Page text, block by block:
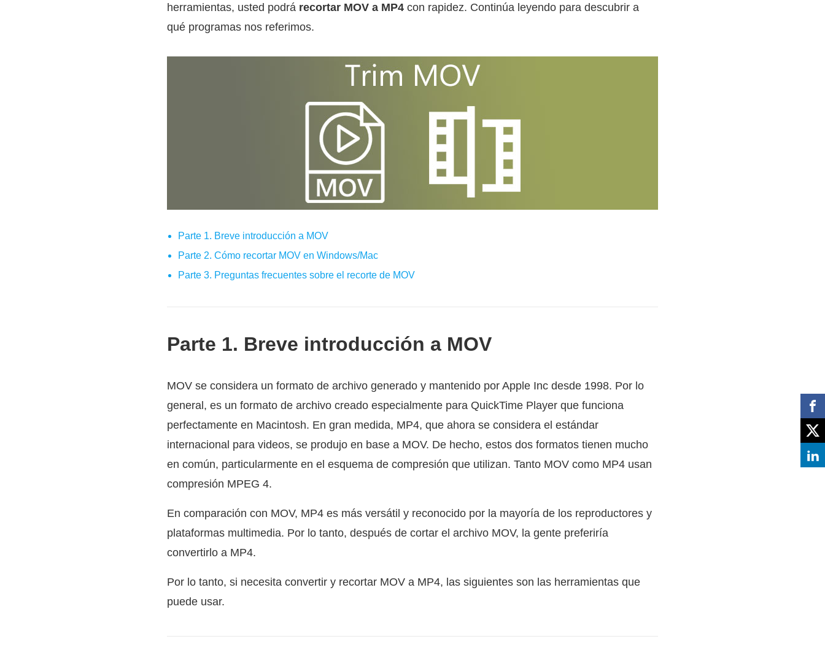
herramientas, usted podrá recortar MOV a MP4 con rapidez. Continúa leyendo para descubrir a
qué programas nos referimos.
Parte 1. Breve introducción a MOV
Parte 2. Cómo recortar MOV en Windows/Mac
Parte 3. Preguntas frecuentes sobre el recorte de MOV
Parte 1. Breve introducción a MOV
MOV se considera un formato de archivo generado y mantenido por Apple Inc desde 1998. Por lo
general, es un formato de archivo creado especialmente para QuickTime Player que funciona
perfectamente en Macintosh. En gran medida, MP4, que ahora se considera el estándar
internacional para videos, se produjo en base a MOV. De hecho, estos dos formatos tienen mucho
en común, particularmente en el esquema de compresión que utilizan. Tanto MOV como MP4 usan
compresión MPEG 4.
En comparación con MOV, MP4 es más versátil y reconocido por la mayoría de los reproductores y
plataformas multimedia. Por lo tanto, después de cortar el archivo MOV, la gente preferiría
convertirlo a MP4.
Por lo tanto, si necesita convertir y recortar MOV a MP4, las siguientes son las herramientas que
puede usar.